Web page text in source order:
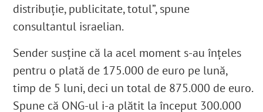
distribuție, publicitate, totul”, spune
consultantul israelian.
Sender susține că la acel moment s-au înțeles
pentru o plată de 175.000 de euro pe lună,
timp de 5 luni, deci un total de 875.000 de euro.
Spune că ONG-ul i-a plătit la început 300.000